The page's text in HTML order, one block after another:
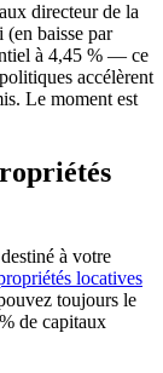
directeur de la
(en baisse par
à 4,45 % — ce
accélèrent
Le moment est
à votre
locatives
toujours le
de capitaux